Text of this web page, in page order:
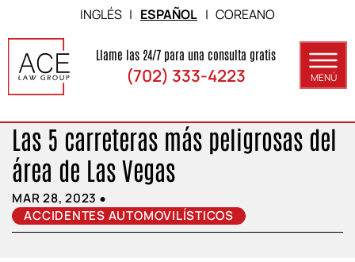
Skip to Main Content
Llame las 24/7 para una consulta gratis
(702) 333-4223 MENÚ
ACERCA DE
ÁREAS DE PRÁCTICA
RESULTADOS
BLOG
INGLÉS | ESPAÑOL | COREANO
Las 5 carreteras más peligrosas del
área de Las Vegas
MAR 28, 2023 •
ACCIDENTES AUTOMOVILÍSTICOS